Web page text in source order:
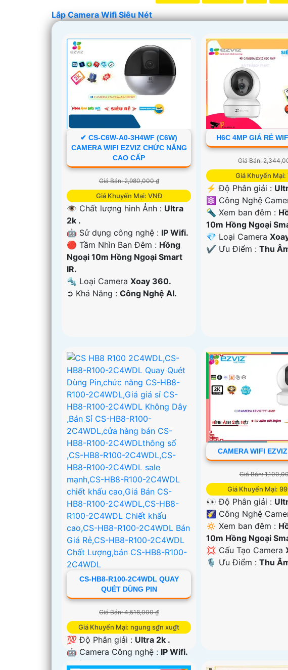
Lắp Camera Wifi Siêu Nét
✔ CS-C6W-A0-3H4WF (C6W)
CAMERA WIFI EZVIZ CHỨC NĂNG
CAO CẤP
Giá Bán: 2,980,000 ₫
Giá Khuyến Mại: VNĐ
👁 Chất lượng hình Ảnh : Ultra
2k .
🤖️ Sử dụng công nghệ : IP Wifi.
🔴 Tầm Nhìn Ban Đêm : Hồng
Ngoại 10m Hồng Ngoại Smart
IR.
🔩 Loại Camera Xoay 360.
️➲ Khả Năng : Công Nghệ AI.
H6C 4MP GIÁ RẺ
Giá Bán:
Giá Khuyến Mại:
️⚡ Độ Phân giải :
⚛️ Công Nghệ
🔦 Xem ban đêm :
10m Hồng Ngoại
💎 Loại Camera
️✔️ Ưu Điểm :Thu
CS-HB8-R100-2C4WDL QUAY
QUÉT DÙNG PIN
Giá Bán: 4,518,000 ₫
Giá Khuyến Mại: ngung s₫n xu₫t
💯 Độ Phân giải : Ultra 2k .
🤖️ Camera Công nghệ : IP Wifi.
✪ Tầm Nhìn Ban Đêm :Hồng
CAMERA WIFI
Giá Bán:
Giá Khuyến Mại:
👀 Độ Phân giải :
🌠 Công Nghệ
🔅 Xem ban đêm :
10m Hồng Ngoại
💢 Cấu Tạo Camera
️🎙 Ưu Điểm :Thu